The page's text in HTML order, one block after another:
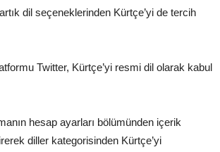
dil seçeneklerinden Kürtçe’yi de tercih
Twitter, Kürtçe’yi resmi dil olarak kabul
hesap ayarları bölümünden içerik
diller kategorisinden Kürtçe’yi